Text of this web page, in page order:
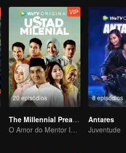
20 episódios
VIP
The Millennial Preacher
O Amor do Mentor Islâmico da Geração Milenar
8 episódios
Antares
Juventude